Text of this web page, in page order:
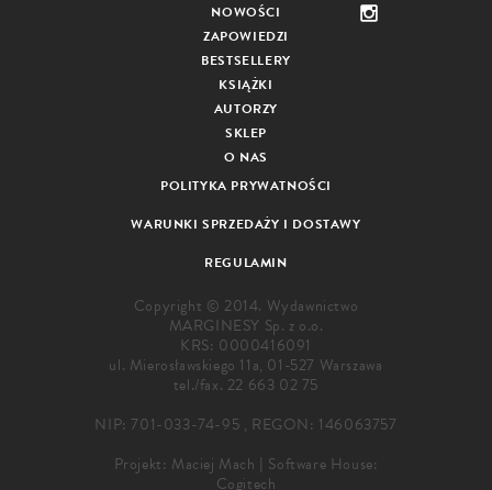
NOWOŚCI
ZAPOWIEDZI
BESTSELLERY
KSIĄŻKI
AUTORZY
SKLEP
O NAS
POLITYKA PRYWATNOŚCI
WARUNKI SPRZEDAŻY I DOSTAWY
REGULAMIN
Copyright © 2014. Wydawnictwo
MARGINESY Sp. z o.o.
KRS: 0000416091
ul. Mierosławskiego 11a, 01-527 Warszawa
tel./fax. 22 663 02 75
NIP: 701-033-74-95 , REGON: 146063757
Projekt: Maciej Mach | Software House:
Cogitech